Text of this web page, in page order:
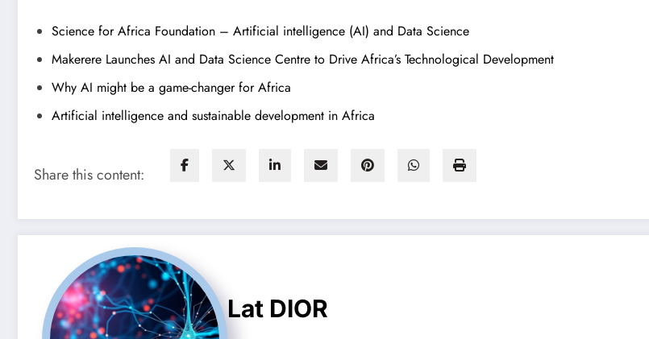
Science for Africa Foundation – Artificial intelligence (AI) and Data Science
Makerere Launches AI and Data Science Centre to Drive Africa’s Technological Development
Why AI might be a game-changer for Africa
Artificial intelligence and sustainable development in Africa
Share this content:
Lat DIOR